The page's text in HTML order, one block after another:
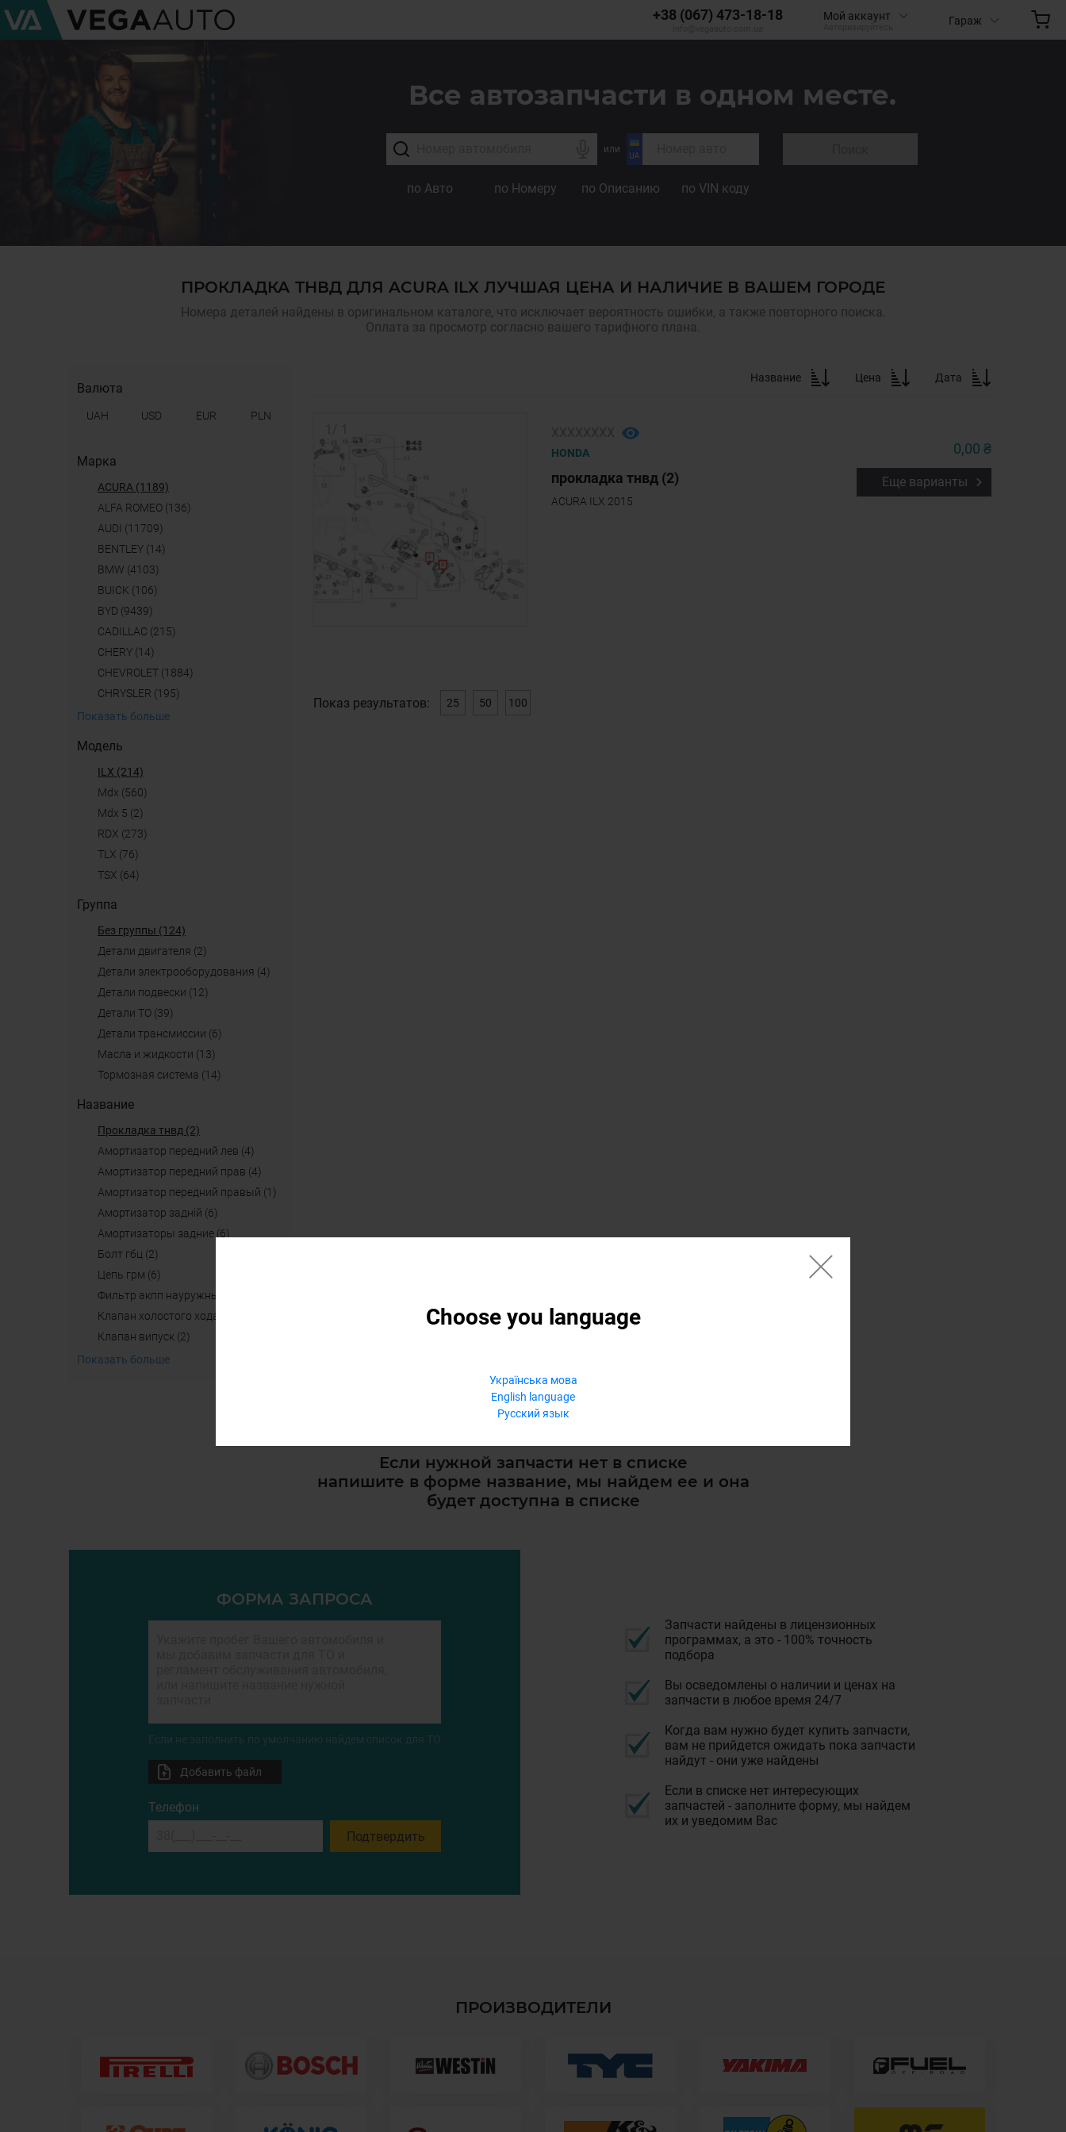
Choose you language
Українська мова
English language
Русский язык
+38 (067) 473-18-18 Мой аккаунт Гараж
Все автозапчасти в одном месте.
или
по Авто по Номеру по Описанию по VIN коду
ПРОКЛАДКА ТНВД ДЛЯ ACURA ILX ЛУЧШАЯ ЦЕНА И НАЛИЧИЕ В ВАШЕМ ГОРОДЕ
Номера деталей найдены в оригинальном каталоге, что исключает вероятность ошибки, а также повторного поиска.
Оплата за просмотр согласно вашего тарифного плана.
Валюта
UAH USD EUR PLN
Марка
ACURA (1189)
ALFA ROMEO (136)
AUDI (11709)
BENTLEY (14)
BMW (4103)
BUICK (106)
BYD (9439)
CADILLAC (215)
CHERY (14)
CHEVROLET (1884)
CHRYSLER (195)
Показать больше
Модель
ILX (214)
mdx (560)
mdx 5 (2)
RDX (273)
TLX (76)
TSX (64)
Группа
Без группы (124)
детали двигателя (2)
детали электрооборудования (4)
детали подвески (12)
детали ТО (39)
детали трансмиссии (6)
масла и жидкости (13)
тормозная система (14)
Название
прокладка тнвд (2)
амортизатор передний лев (4)
амортизатор передний прав (4)
амортизатор передний правый (1)
амортизатор задній (6)
амортизаторы задние (6)
болт гбц (2)
цепь грм (6)
фильтр акпп науружный (4)
клапан холостого хода (2)
клапан випуск (2)
Показать больше
Название Цена Дата
HONDA
прокладка тнвд (2)
ACURA ILX 2015
0,00 ₴
Еще варианты
Показ результатов: 25 50 100
Если нужной запчасти нет в списке
напишите в форме название, мы найдем ее и она
будет доступна в списке
ФОРМА ЗАПРОСА
Если не заполнить по умолчанию найдем список для ТО
Добавить файл
Телефон
Подтвердить
Запчасти найдены в лицензионных
программах, а это - 100% точность
подбора
Вы осведомлены о наличии и ценах на
запчасти в любое время 24/7
Когда вам нужно будет купить запчасти,
вам не прийдется ожидать пока запчасти
найдут - они уже найдены
Если в списке нет интересующих
запчастей - заполните форму, мы найдем
их и уведомим Вас
ПРОИЗВОДИТЕЛИ